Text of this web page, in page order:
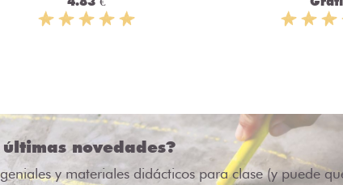
novedades?
y materiales didácticos para clase (y puede